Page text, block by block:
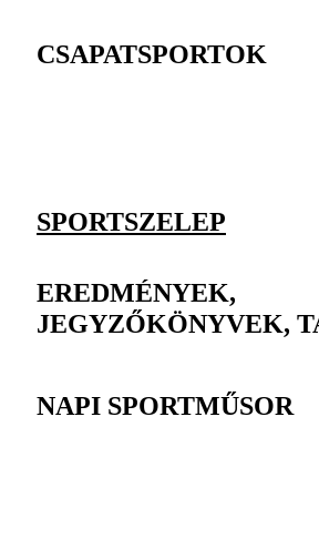
CSAPATSPORTOK
SPORTSZELEP
EREDMÉNYEK,
JEGYZŐKÖNYVEK,
NAPI SPORTMŰSOR